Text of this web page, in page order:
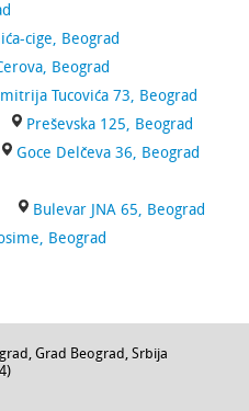
cige, Beograd
Beograd
Tucovića 73, Beograd
Preševska 125, Beograd
Goce Delčeva 36, Beograd
Bulevar JNA 65, Beograd
Beograd
, Grad Beograd, Srbija
)